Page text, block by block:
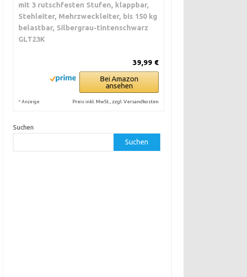
mit 3 rutschfesten Stufen, klappbar,
Stehleiter, Mehrzweckleiter, bis 150 kg
belastbar, Silbergrau-tintenschwarz
GLT23K
39,99 €
Bei Amazon
ansehen
* Anzeige Preis inkl. MwSt., zzgl. Versandkosten
Suchen
Suchen